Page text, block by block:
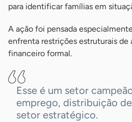
para identificar famílias em
A ação foi pensada
enfrenta restrições estruturais de
financeiro formal.
Esse é um setor
emprego, distribuição
setor estratégico.